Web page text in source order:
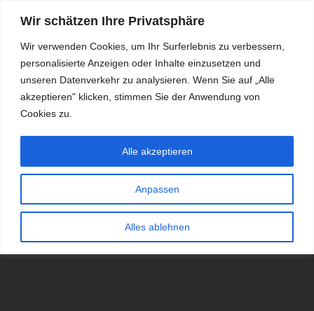
Wir schätzen Ihre Privatsphäre
Wir verwenden Cookies, um Ihr Surferlebnis zu verbessern,
personalisierte Anzeigen oder Inhalte einzusetzen und
unseren Datenverkehr zu analysieren. Wenn Sie auf „Alle
akzeptieren" klicken, stimmen Sie der Anwendung von
Cookies zu.
Anpassen
Alles ablehnen
Alle akzeptieren
RDKS.EXPERT
TESTS, EXPERTEN-TIPPS RUND UM DAS THEMA RDKS UND